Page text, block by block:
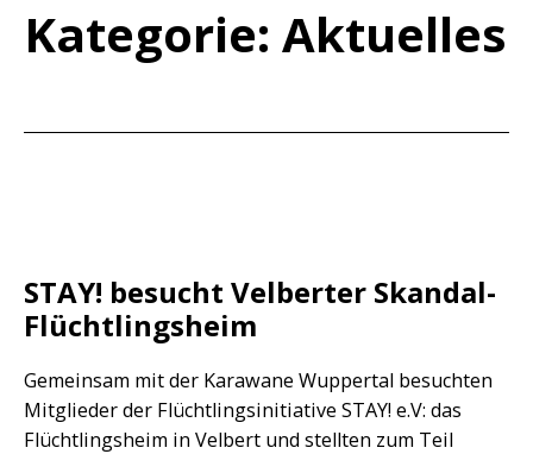
Kategorie: Aktuelles
STAY! besucht Velberter Skandal-
Flüchtlingsheim
Gemeinsam mit der Karawane Wuppertal besuchten
Mitglieder der Flüchtlingsinitiative STAY! e.V: das
Flüchtlingsheim in Velbert und stellten zum Teil